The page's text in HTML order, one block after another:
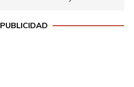
PUBLICIDAD